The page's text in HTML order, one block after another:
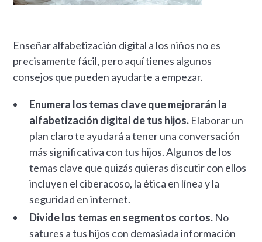
Enseñar alfabetización digital a los niños no es
precisamente fácil, pero aquí tienes algunos
consejos que pueden ayudarte a empezar.
Enumera los temas clave que mejorarán la
alfabetización digital de tus hijos. Elaborar un
plan claro te ayudará a tener una conversación
más significativa con tus hijos. Algunos de los
temas clave que quizás quieras discutir con ellos
incluyen el ciberacoso, la ética en línea y la
seguridad en internet.
Divide los temas en segmentos cortos. No
satures a tus hijos con demasiada información